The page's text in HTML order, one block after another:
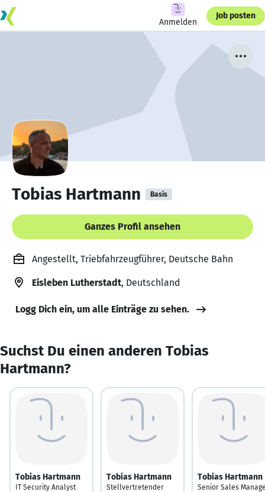
Anmelden
Job posten
Tobias Hartmann Basis
Ganzes Profil ansehen
Angestellt, Triebfahrzeugführer, Deutsche Bahn
Eisleben Lutherstadt, Deutschland
Logg Dich ein, um alle Einträge zu sehen.
Suchst Du einen anderen Tobias
Hartmann?
Tobias Hartmann
IT Security Analyst
Tobias Hartmann
Stellvertretender
Tobias Hartmann
Senior Sales